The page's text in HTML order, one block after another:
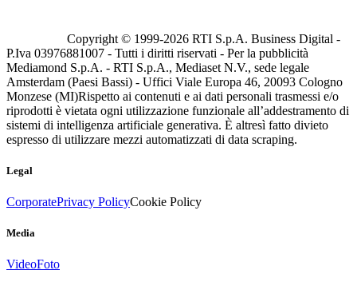
Copyright © 1999-2026 RTI S.p.A. Business Digital -
P.Iva 03976881007 - Tutti i diritti riservati - Per la pubblicità
Mediamond S.p.A. - RTI S.p.A., Mediaset N.V., sede legale
Amsterdam (Paesi Bassi) - Uffici Viale Europa 46, 20093 Cologno
Monzese (MI)Rispetto ai contenuti e ai dati personali trasmessi e/o
riprodotti è vietata ogni utilizzazione funzionale all’addestramento di
sistemi di intelligenza artificiale generativa. È altresì fatto divieto
espresso di utilizzare mezzi automatizzati di data scraping.
Legal
CorporatePrivacy PolicyCookie Policy
Media
VideoFoto